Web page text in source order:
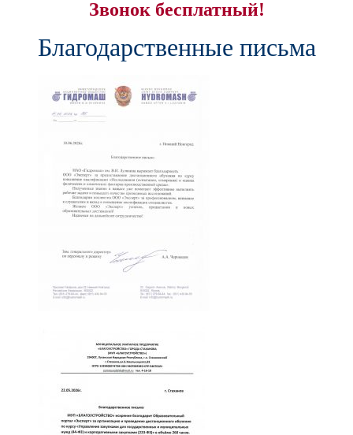
Звонок бесплатный!
Благодарственные письма